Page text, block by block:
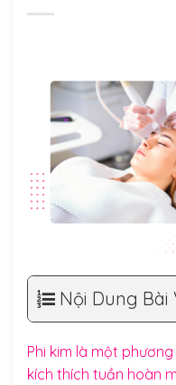
Nội Dung Bài
Phi kim là một
kích thích tuần hoàn